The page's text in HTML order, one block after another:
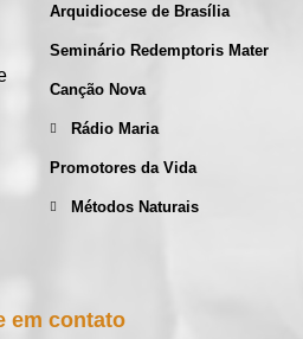
Arquidiocese de Brasília
Seminário Redemptoris Mater
Canção Nova
Rádio Maria
Promotores da Vida
Métodos Naturais
em contato